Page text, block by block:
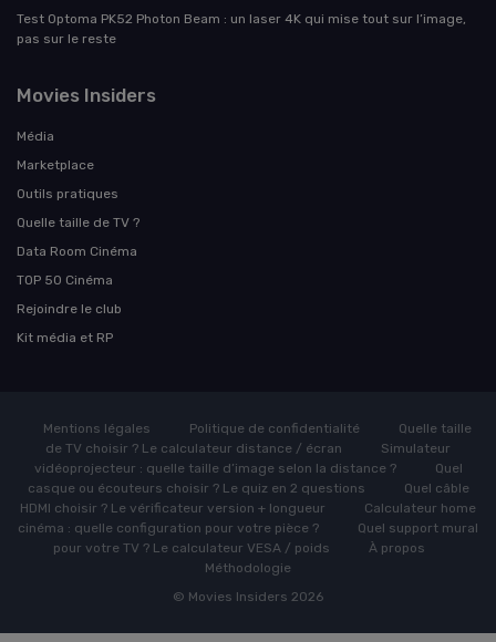
Test Optoma PK52 Photon Beam : un laser 4K qui mise tout sur l’image,
pas sur le reste
Movies Insiders
Média
Marketplace
Outils pratiques
Quelle taille de TV ?
Data Room Cinéma
TOP 50 Cinéma
Rejoindre le club
Kit média et RP
Mentions légales Politique de confidentialité
Quelle taille
de TV choisir ? Le calculateur distance / écran
Simulateur
vidéoprojecteur : quelle taille d’image selon la distance ?
Quel
casque ou écouteurs choisir ? Le quiz en 2 questions
Quel câble
HDMI choisir ? Le vérificateur version + longueur
Calculateur home
cinéma : quelle configuration pour votre pièce ?
Quel support mural
pour votre TV ? Le calculateur VESA / poids
À propos
Méthodologie
© Movies Insiders 2026